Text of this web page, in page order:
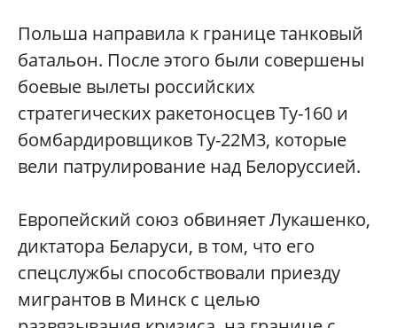
Польша направила к границе танковый
батальон. После этого были совершены
боевые вылеты российских
стратегических ракетоносцев Ту-160 и
бомбардировщиков Ту-22М3, которые
вели патрулирование над Белоруссией.
Европейский союз обвиняет Лукашенко,
диктатора Беларуси, в том, что его
спецслужбы способствовали приезду
мигрантов в Минск с целью